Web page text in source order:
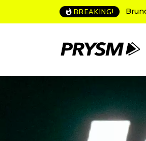
BREAKING!